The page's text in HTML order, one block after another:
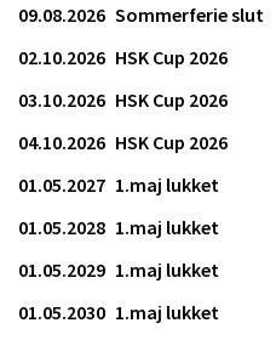
Sommerferie slut
09.08.2026
HSK Cup 2026
02.10.2026
HSK Cup 2026
03.10.2026
HSK Cup 2026
04.10.2026
1.maj lukket
01.05.2027
1.maj lukket
01.05.2028
1.maj lukket
01.05.2029
1.maj lukket
01.05.2030